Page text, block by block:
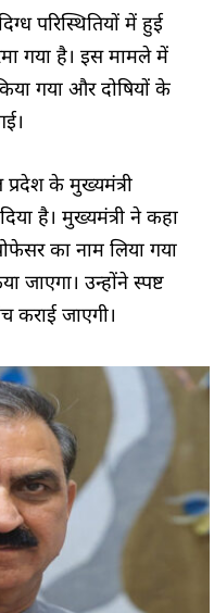
परिस्थितियों में हुई
गया है। इस मामले में
गया और दोषियों के
प्रदेश के मुख्यमंत्री
है। मुख्यमंत्री ने कहा
का नाम लिया गया
जाएगा। उन्होंने स्पष्ट
कराई जाएगी।